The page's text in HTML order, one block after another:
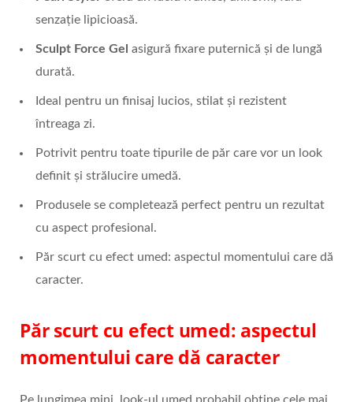
senzație lipicioasă.
Sculpt Force Gel asigură fixare puternică și de lungă
durată.
Ideal pentru un finisaj lucios, stilat și rezistent
întreaga zi.
Potrivit pentru toate tipurile de păr care vor un look
definit și strălucire umedă.
Produsele se completează perfect pentru un rezultat
cu aspect profesional.
Păr scurt cu efect umed: aspectul momentului care dă
caracter.
Păr scurt cu efect umed: aspectul
momentului care dă caracter